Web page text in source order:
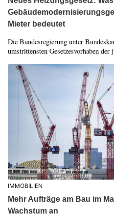
Mieter bedeutet
Die Bundesregierung unter
umstrittensten Gesetzesvorhaben der
IMMOBILIEN
Mehr Aufträge am Bau im
Wachstum an